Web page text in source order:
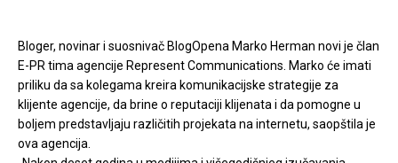
Bloger, novinar i suosnivač BlogOpena Marko Herman novi je član
E-PR tima agencije Represent Communications. Marko će imati
priliku da sa kolegama kreira komunikacijske strategije za
klijente agencije, da brine o reputaciji klijenata i da pomogne u
boljem predstavljaju različitih projekata na internetu, saopštila je
ova agencija.